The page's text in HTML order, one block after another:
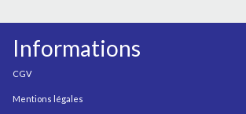
Informations
CGV
Mentions légales